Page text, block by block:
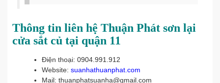
Thông tin liên hệ Thuận Phát sơn lại
cửa sắt củ tại quận 11
Điện thoại: 0904.991.912
Website: suanhathuanphat.com
Mail: thuanphatsuanha@gmail.com